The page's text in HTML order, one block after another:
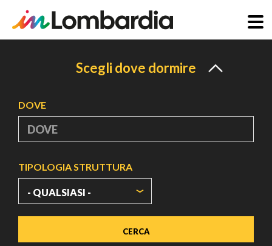
Scegli dove dormire
DOVE
TIPOLOGIA STRUTTURA